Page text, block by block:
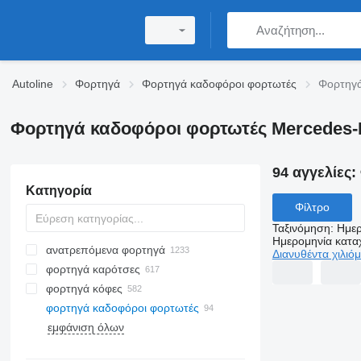
Autoline Φορτηγά Φορτηγά καδοφόροι φορτωτές
Φορτηγά καδοφόροι φορτωτές
Κατηγορία
ανατρεπόμενα φορτηγά
φορτηγά καρότσες
φορτηγά κόφες
φορτηγά καδοφόροι φορτωτές
εμφάνιση όλων
94 αγγελίες:
Φίλτρο
Ταξινόμηση:
Ημερομηνία
Διανυθέντα